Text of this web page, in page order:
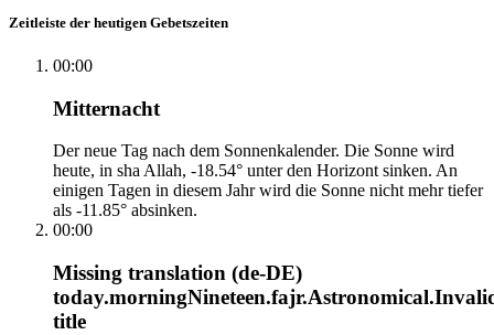
Zeitleiste der heutigen Gebetszeiten
00:00
Mitternacht
Der neue Tag nach dem Sonnenkalender. Die Sonne wird
heute, in sha Allah, -18.54° unter den Horizont sinken. An
einigen Tagen in diesem Jahr wird die Sonne nicht mehr tiefer
als -11.85° absinken.
00:00
Missing translation (de-DE)
title